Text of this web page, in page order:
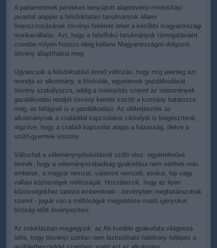
A parlamentnek pénteken benyújtott alaptörvény-módosítási
javaslat alapján a felsőoktatási tanulmányok állami
finanszírozásának törvényi feltétele lehet a későbbi magyarországi
munkavállalás. Azt, hogy a felsőfokú tanulmányok támogatásáért
cserébe milyen hosszú ideig kellene Magyarországon dolgozni,
törvény állapíthatná meg.
Ugyancsak a felsőoktatást érintő változás, hogy míg jelenleg azt
mondja az alkotmány, a főiskolák, egyetemek gazdálkodását
törvény szabályozza, addig a módosítás szerint az intézmények
gazdálkodási rendjét törvény keretei között a kormány határozza
meg, és felügyeli is a gazdálkodást. Az előterjesztés az
alkotmánynak a családdal kapcsolatos cikkelyét is kiegészítené,
rögzítve, hogy a családi kapcsolat alapja a házasság, illetve a
szülő-gyermek viszony.
Változhat a véleménynyilvánításról szóló rész: egyértelművé
tennék, hogy a véleményszabadság gyakorlása nem sértheti más
emberek, a magyar nemzet, valamint nemzeti, etnikai, faji vagy
vallási közösségek méltóságát. Hozzáteszik, hogy az ilyen
közösségekhez tartozó embereknek - törvényben meghatározottak
szerint - joguk van a méltóságuk megsértése miatti igényüket
bíróság előtt érvényesíteni.
Az indoklásban megjegyzik: az Ab korábbi gyakorlata világossá
tette, hogy törvényi szinten nem biztosítható hatékony fellépés a
gyűlöletbeszéddel szemben, ezért azt az alkotmány